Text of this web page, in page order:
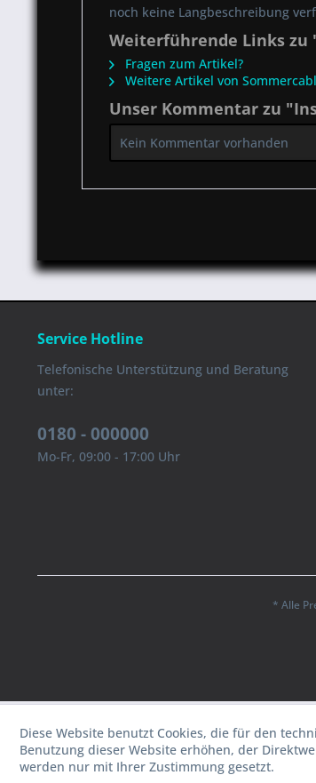
noch keine Langbeschreibung
Weiterführende Links zu
Fragen zum Artikel?
Weitere Artikel von
Unser Kommentar zu
Kein Kommentar vorhanden
Service Hotline
Telefonische Unterstützung und Beratung
unter:
0180 - 000000
Mo-Fr, 09:00 - 17:00 Uhr
* Alle
Diese Website benutzt Cookies, die für den
Benutzung dieser Website erhöhen, der
werden nur mit Ihrer Zustimmung gesetzt.